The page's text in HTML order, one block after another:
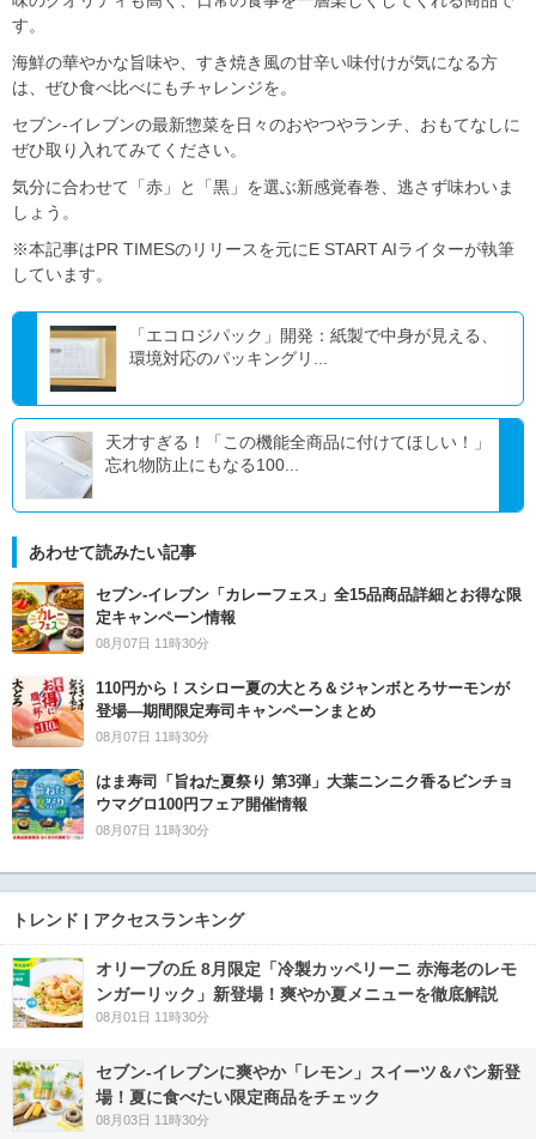
す。
海鮮の華やかな旨味や、すき焼き風の甘辛い味付けが気になる方
は、ぜひ食べ比べにもチャレンジを。
セブン‐イレブンの最新惣菜を日々のおやつやランチ、おもてなしに
ぜひ取り入れてみてください。
気分に合わせて「赤」と「黒」を選ぶ新感覚春巻、逃さず味わいま
しょう。
※本記事はPR TIMESのリリースを元にE START AIライターが執筆
しています。
「エコロジパック」開発：紙製で中身が見える、
環境対応のパッキングリ...
天才すぎる！「この機能全商品に付けてほしい！」
忘れ物防止にもなる100...
あわせて読みたい記事
セブン‐イレブン「カレーフェス」全15品商品詳細とお得な限
定キャンペーン情報
08月07日 11時30分
110円から！スシロー夏の大とろ＆ジャンボとろサーモンが
登場―期間限定寿司キャンペーンまとめ
08月07日 11時30分
はま寿司「旨ねた夏祭り 第3弾」大葉ニンニク香るビンチョ
ウマグロ100円フェア開催情報
08月07日 11時30分
トレンド | アクセスランキング
オリーブの丘 8月限定「冷製カッペリーニ 赤海老のレモ
ンガーリック」新登場！爽やか夏メニューを徹底解説
08月01日 11時30分
セブン‐イレブンに爽やか「レモン」スイーツ＆パン新登
場！夏に食べたい限定商品をチェック
08月03日 11時30分